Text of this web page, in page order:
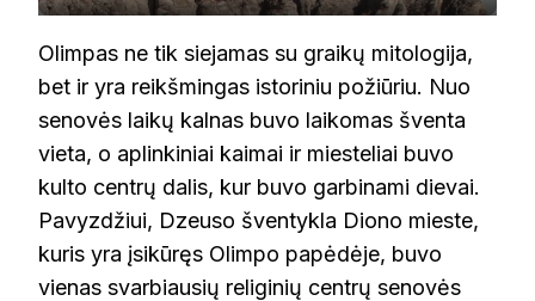
Olimpas ne tik siejamas su graikų mitologija,
bet ir yra reikšmingas istoriniu požiūriu. Nuo
senovės laikų kalnas buvo laikomas šventa
vieta, o aplinkiniai kaimai ir miesteliai buvo
kulto centrų dalis, kur buvo garbinami dievai.
Pavyzdžiui, Dzeuso šventykla Diono mieste,
kuris yra įsikūręs Olimpo papėdėje, buvo
vienas svarbiausių religinių centrų senovės